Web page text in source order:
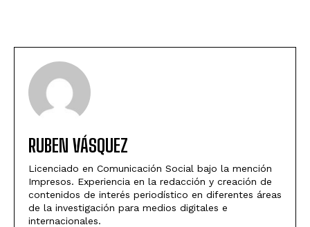
RUBEN VÁSQUEZ
Licenciado en Comunicación Social bajo la mención
Impresos. Experiencia en la redacción y creación de
contenidos de interés periodístico en diferentes áreas
de la investigación para medios digitales e
internacionales.